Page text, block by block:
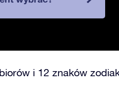
i 12 znaków